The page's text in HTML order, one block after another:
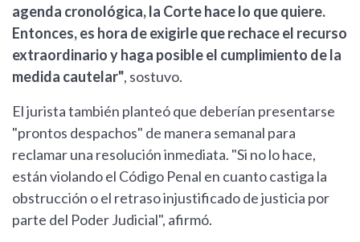
agenda cronológica, la Corte hace lo que quiere.
Entonces, es hora de exigirle que rechace el recurso
extraordinario y haga posible el cumplimiento de la
medida cautelar", sostuvo.
El jurista también planteó que deberían presentarse
"prontos despachos" de manera semanal para
reclamar una resolución inmediata. "Si no lo hace,
están violando el Código Penal en cuanto castiga la
obstrucción o el retraso injustificado de justicia por
parte del Poder Judicial", afirmó.